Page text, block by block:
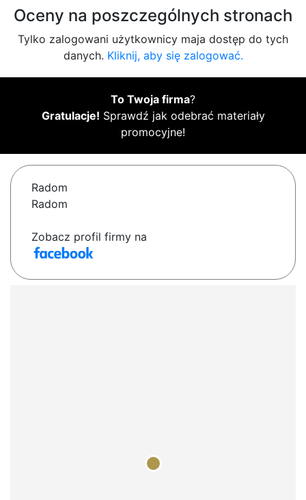
Oceny na poszczególnych stronach
Tylko zalogowani użytkownicy maja dostęp do tych
danych. Kliknij, aby się zalogować.
To Twoja firma?
Gratulacje! Sprawdź jak odebrać materiały
promocyjne!
Radom
Radom
Zobacz profil firmy na